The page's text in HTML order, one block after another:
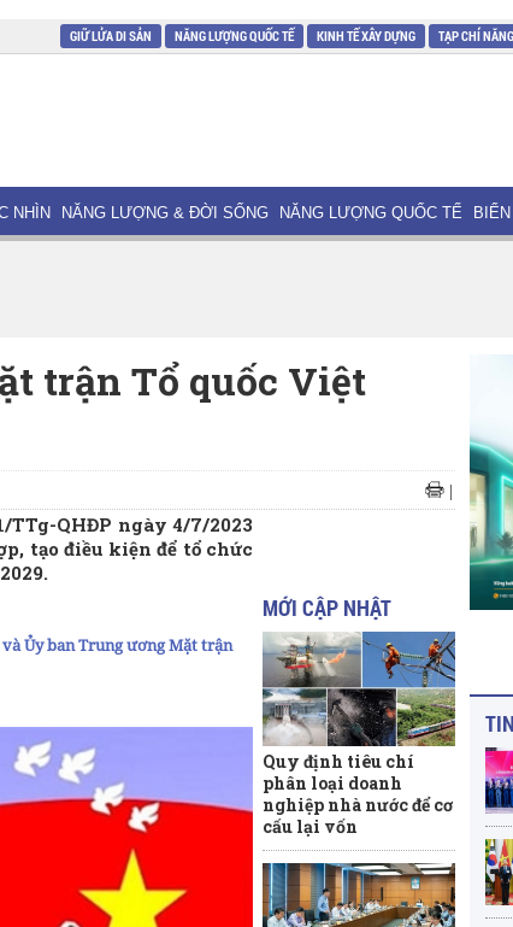
GIỮ LỬA DI SẢN NĂNG LƯỢNG QUỐC TẾ KINH TẾ XÂY DỰNG TẠP CHÍ
NHÌN NĂNG LƯỢNG & ĐỜI SỐNG NĂNG LƯỢNG QUỐC TẾ
trận Tổ quốc Việt
|
TTg-QHĐP ngày 4/7/2023
tạo điều kiện để tổ chức
Ủy ban Trung ương Mặt trận
MỚI CẬP NHẬT
Quy định tiêu chí
phân loại doanh
nghiệp nhà nước để cơ
cấu lại vốn